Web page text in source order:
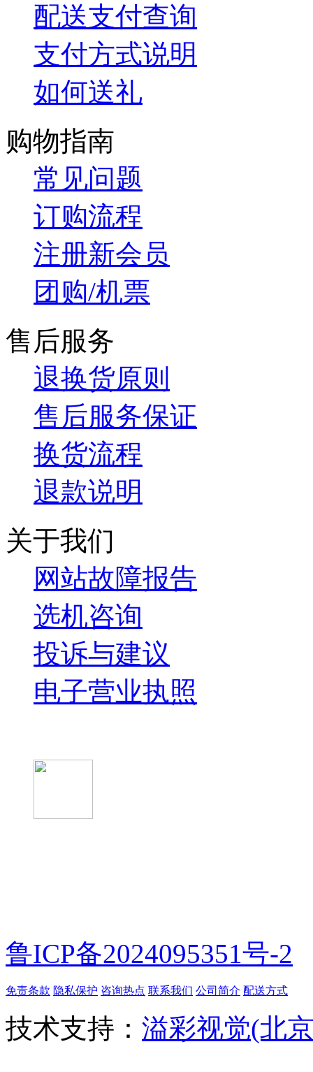
配送支付查询
支付方式说明
如何送礼
购物指南
常见问题
订购流程
注册新会员
团购/机票
售后服务
退换货原则
售后服务保证
换货流程
退款说明
关于我们
网站故障报告
选机咨询
投诉与建议
电子营业执照
鲁ICP备2024095351号-2
免责条款 隐私保护 咨询热点 联系我们 公司简介 配送方式
技术支持： 溢彩视觉(北